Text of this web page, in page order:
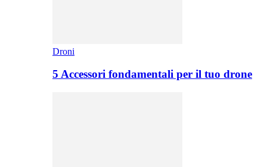
Droni
5 Accessori fondamentali per il tuo drone